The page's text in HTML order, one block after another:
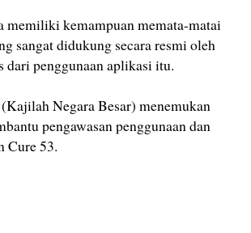
kemampuan memata-matai
sangat didukung secara resmi oleh
penggunaan aplikasi itu.
Negara Besar) menemukan
pengawasan penggunaan dan
Cure 53.